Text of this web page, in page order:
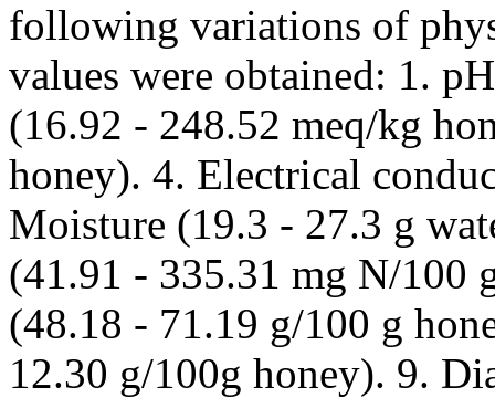
following variations of
values were obtained: 1.
(16.92 - 248.52 meq/kg
honey). 4. Electrical
Moisture (19.3 - 27.3 g
(41.91 - 335.31 mg N/100
(48.18 - 71.19 g/100 g
12.30 g/100g honey). 9.